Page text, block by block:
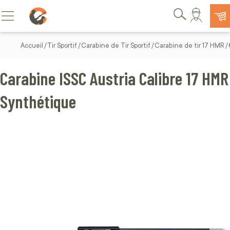
Allez au contenu
Basculer la navigation
Rechercher
Accueil Tir Sportif Carabine de Tir Sportif Carabine de tir 17 HMR
Carabine ISSC Austria Calibre 17 HMR
Synthétique